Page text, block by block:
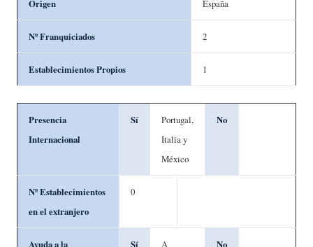
Origen España
Nº Franquiciados 2
Establecimientos Propios 1
Presencia
Internacional
Sí
Portugal,
Italia y
México
No
Nº Establecimientos
en el extranjero
0
Ayuda a la
Sí
A
No